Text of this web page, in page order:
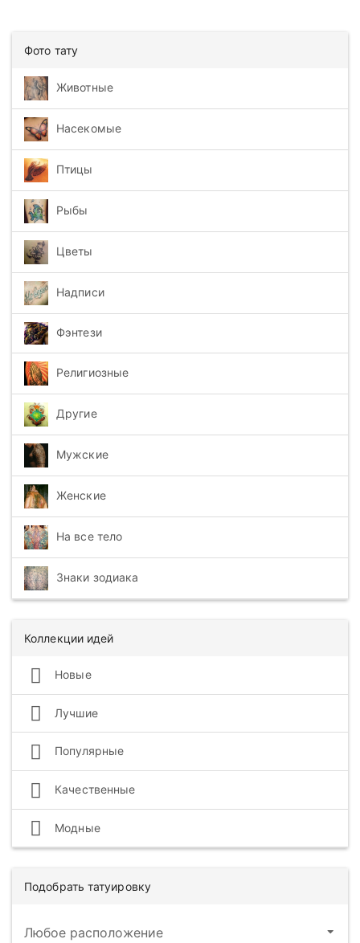
Фото тату
Животные
Насекомые
Птицы
Рыбы
Цветы
Надписи
Фэнтези
Религиозные
Другие
Мужские
Женские
На все тело
Знаки зодиака
Коллекции идей
Новые
Лучшие
Популярные
Качественные
Модные
Подобрать татуировку